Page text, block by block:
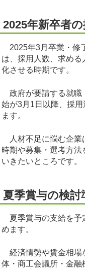
2025年新卒者
2025年3月卒業・修
は、採用人数、求め
化させる時期です。
政府が要請する就職
始が3月1日以降、採
ます。
人材不足に悩む企業
時期や募集・選考方
いきたいところです。
夏季賞与の検討
夏季賞与の支給を予
めます。
経済情勢や賃金相場
体・商工会議所・金融